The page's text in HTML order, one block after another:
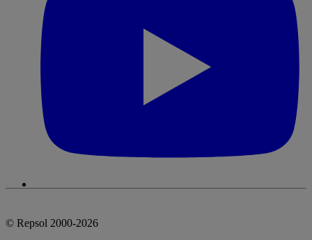
© Repsol 2000-2026